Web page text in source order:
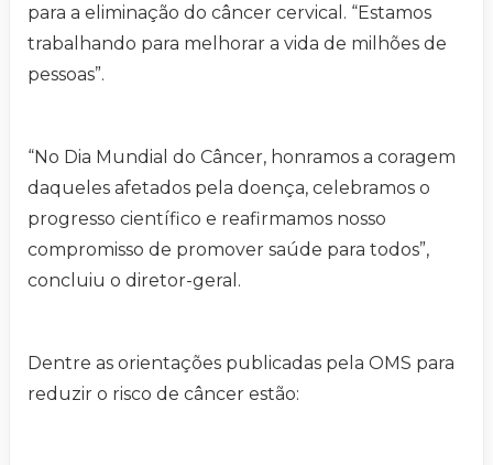
para a eliminação do câncer cervical. “Estamos
trabalhando para melhorar a vida de milhões de
pessoas”.
“No Dia Mundial do Câncer, honramos a coragem
daqueles afetados pela doença, celebramos o
progresso científico e reafirmamos nosso
compromisso de promover saúde para todos”,
concluiu o diretor-geral.
Dentre as orientações publicadas pela OMS para
reduzir o risco de câncer estão: